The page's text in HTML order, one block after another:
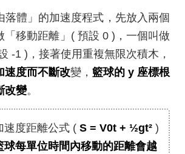
落體」的加速度程式，先放入兩個
「移動距離」( 預設 0 )，一個叫做
-1 )，接著使用重複無限次積木，
速度而不斷改變， 籃球的 y 座標根
改變。
速度距離公式 ( S = V0t + ½gt² )
球每單位時間內移動的距離會越